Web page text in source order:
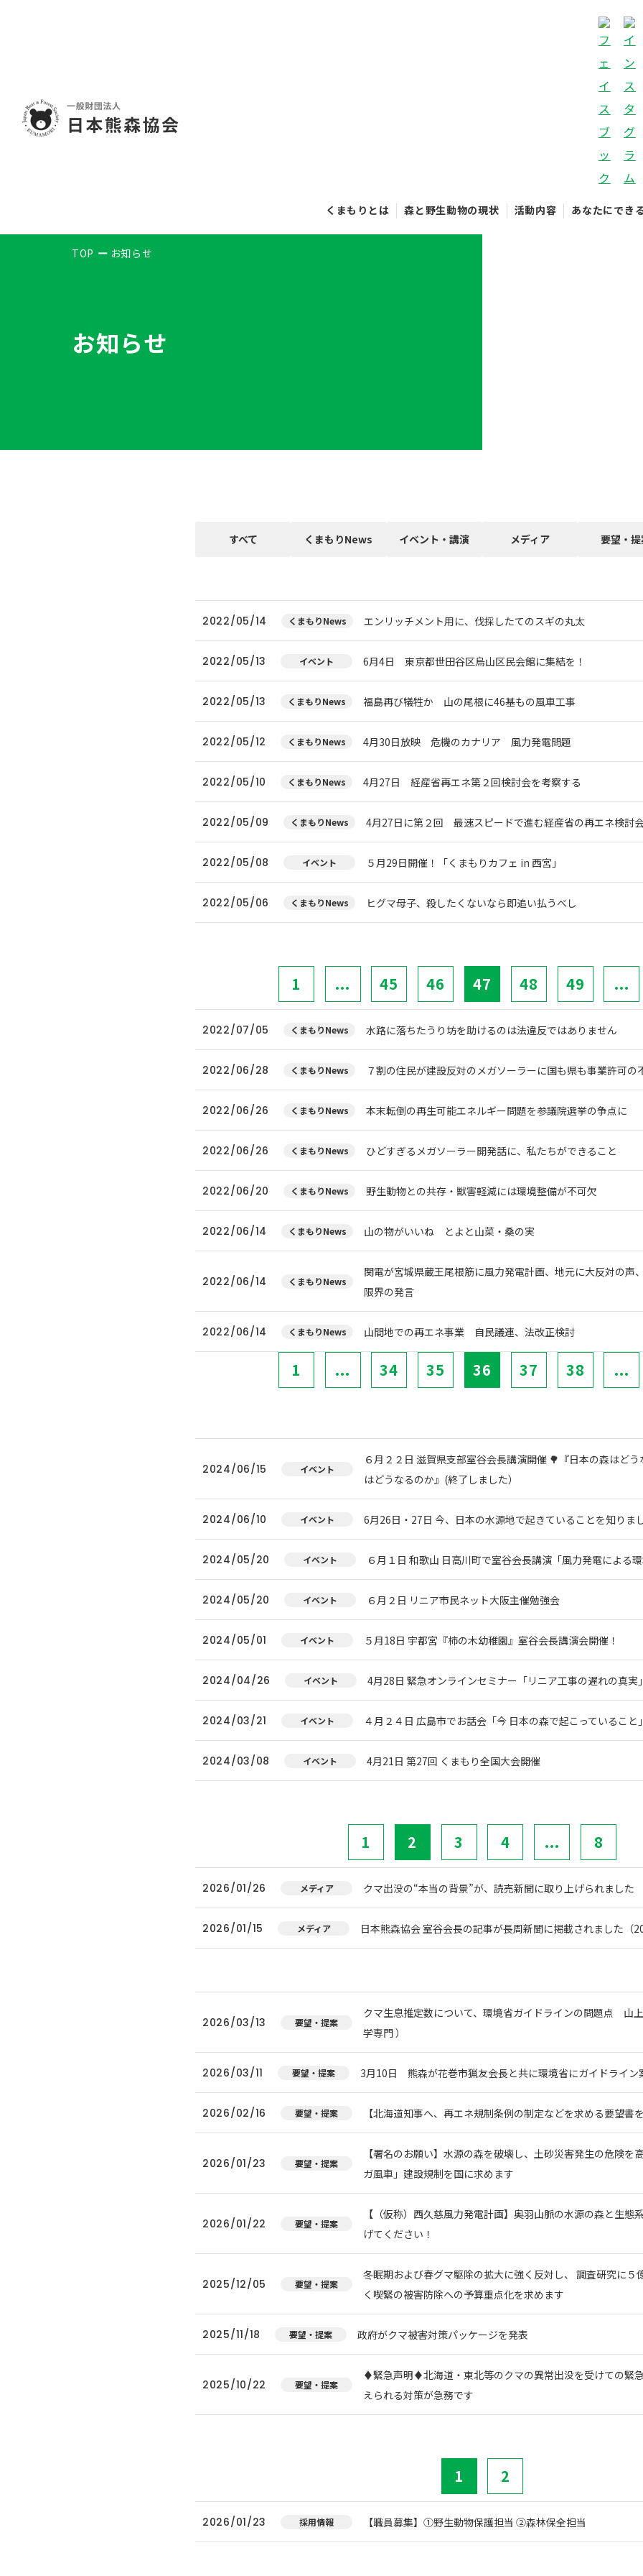
くまもりとは 森と野生動物の現状 活動内容 あなたにでき
TOP お知らせ
お知らせ
すべて くまもりNews イベント・講演 メディア 要望・
2022/05/14 くまもりNews エンリッチメント用に、伐採したてのスギの丸太
2022/05/13 イベント 6月4日 東京都世田谷区烏山区民会館に集結を！
2022/05/13 くまもりNews 福島再び犠牲か 山の尾根に46基もの風車工事
2022/05/12 くまもりNews 4月30日放映 危機のカナリア 風力発電問題
2022/05/10 くまもりNews 4月27日 経産省再エネ第２回検討会を考察する
2022/05/09 くまもりNews 4月27日に第２回 最速スピードで進む経産省の再エネ検討
2022/05/08 イベント ５月29日開催！「くまもりカフェ in 西宮」
2022/05/06 くまもりNews ヒグマ母子、殺したくないなら即追い払うべし
1 ... 45 46 47 48 49 ...
2022/07/05 くまもりNews 水路に落ちたうり坊を助けるのは法違反ではありません
2022/06/28 くまもりNews ７割の住民が建設反対のメガソーラーに国も県も事業許可
2022/06/26 くまもりNews 本末転倒の再生可能エネルギー問題を参議院選挙の争点に
2022/06/26 くまもりNews ひどすぎるメガソーラー開発話に、私たちができること
2022/06/20 くまもりNews 野生動物との共存・獣害軽減には環境整備が不可欠
2022/06/14 くまもりNews 山の物がいいね とよと山菜・桑の実
2022/06/14 くまもりNews
関電が宮城県蔵王尾根筋に風力発電計画、地元に大反対の声
限界の発言
2022/06/14 くまもりNews 山間地での再エネ事業 自民議連、法改正検討
1 ... 34 35 36 37 38 ...
2024/06/15 イベント
６月２２日 滋賀県支部室谷会長講演開催 🌳『日本の森はど
はどうなるのか』(終了しました）
2024/06/10 イベント 6月26日・27日 今、日本の水源地で起きていることを知りま
2024/05/20 イベント ６月１日 和歌山 日高川町で室谷会長講演「風力発電による環
2024/05/20 イベント ６月２日 リニア市民ネット大阪主催勉強会
2024/05/01 イベント ５月18日 宇都宮『柿の木幼稚園』室谷会長講演会開催！
2024/04/26 イベント 4月28日 緊急オンラインセミナー「リニア工事の遅れの真実
2024/03/21 イベント ４月２４日 広島市でお話会「今 日本の森で起こっていること
2024/03/08 イベント 4月21日 第27回 くまもり全国大会開催
1 2 3 4 ... 8
2026/01/26 メディア クマ出没の“本当の背景”が、読売新聞に取り上げられました
2026/01/15 メディア 日本熊森協会 室谷会長の記事が長周新聞に掲載されました（
2026/03/13 要望・提案
クマ生息推定数について、環境省ガイドラインの問題点 山
学専門 ）
2026/03/11 要望・提案 3月10日 熊森が花巻市猟友会長と共に環境省にガイドライン
2026/02/16 要望・提案 【北海道知事へ、再エネ規制条例の制定などを求める要望書
2026/01/23 要望・提案
【署名のお願い】水源の森を破壊し、土砂災害発生の危険を
ガ風車」建設規制を国に求めます
2026/01/22 要望・提案
【（仮称）西久慈風力発電計画】奥羽山脈の水源の森と生態
げてください！
2025/12/05 要望・提案
冬眠期および春グマ駆除の拡大に強く反対し、 調査研究に５
く喫緊の被害防除への予算重点化を求めます
2025/11/18 要望・提案 政府がクマ被害対策パッケージを発表
2025/10/22 要望・提案
♦️緊急声明♦️北海道・東北等のクマの異常出没を受けての緊
えられる対策が急務です
1 2
2026/01/23 採用情報 【職員募集】①野生動物保護担当 ②森林保全担当